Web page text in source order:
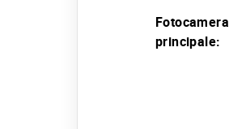
Fotocamera
principale: